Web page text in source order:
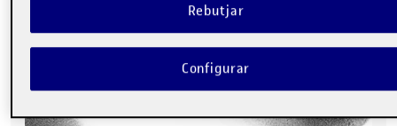
Rebutjar
Configurar